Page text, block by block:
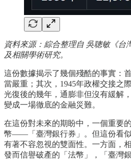
資料來源：綜合整理自 吳聰敏《台
及相關學術研究。
這份數據揭示了幾個殘酷的事實：
當嚴重；其次，1945年政權交接之
光復後的幾年，通膨非但沒有緩解
變成一場徹底的金融災難。
在這份對未來的期盼中，一個重要
幣——「臺灣銀行券」。但這份看
有著不容忽視的雙面性。一方面，
發而信譽破產的「法幣」，「臺灣